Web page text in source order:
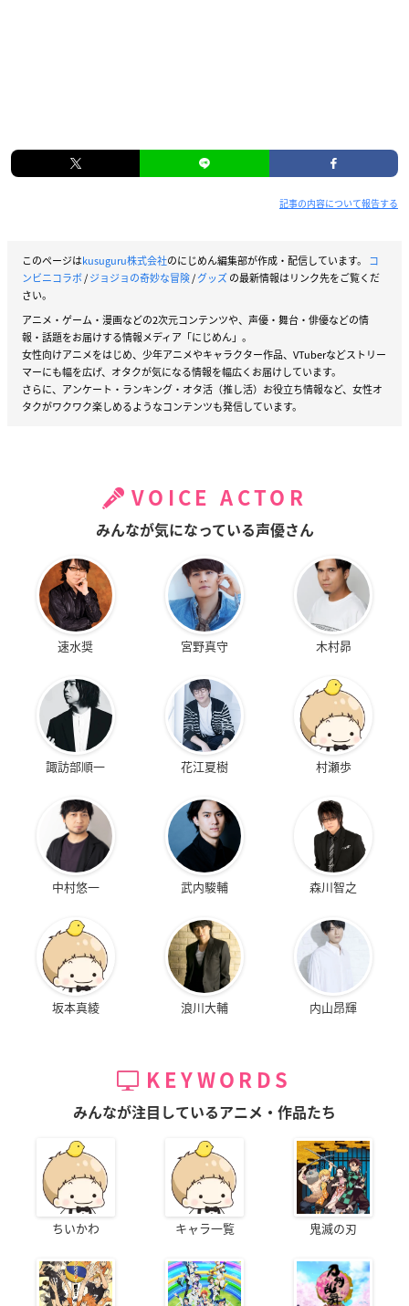
記事の内容について報告する
このページはkusuguru株式会社のにじめん編集部が作成・配信しています。 コ
ンビニコラボ/ジョジョの奇妙な冒険/グッズの最新情報はリンク先をご覧くだ
さい。
アニメ・ゲーム・漫画などの2次元コンテンツや、声優・舞台・俳優などの情
報・話題をお届けする情報メディア「にじめん」。
女性向けアニメをはじめ、少年アニメやキャラクター作品、VTuberなどストリー
マーにも幅を広げ、オタクが気になる情報を幅広くお届けしています。
さらに、アンケート・ランキング・オタ活（推し活）お役立ち情報など、女性オ
タクがワクワク楽しめるようなコンテンツも発信しています。
VOICE ACTOR
みんなが気になっている声優さん
速水奨 宮野真守 木村昴
諏訪部順一 花江夏樹 村瀬歩
中村悠一 武内駿輔 森川智之
坂本真綾 浪川大輔 内山昂輝
KEYWORDS
みんなが注目しているアニメ・作品たち
ちいかわ キャラ一覧 鬼滅の刃